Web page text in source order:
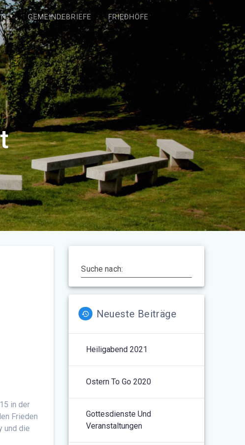
GEMEINDEBRIEFE FRIEDHÖFE
in der
Frieden
und die
Suche nach:
Neueste Beiträge
Heiligabend 2021
Ostern To Go 2020
Gottesdienste Und
Veranstaltungen